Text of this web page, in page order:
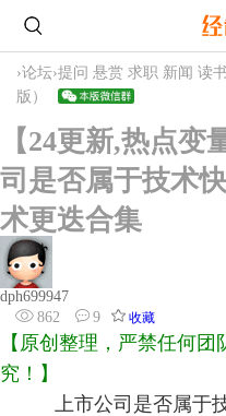
›论坛›提问 悬赏 求职 新闻 读
版）
【24更新,热点变
司是否属于技术
术更迭合集
dph699947
862
9 收藏
【原创整理，严禁任何
究！】
上市公司是否属于技